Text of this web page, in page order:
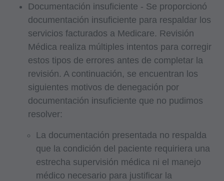
Documentación insuficiente - Se proporcionó
documentación insuficiente para respaldar los
servicios facturados a Medicare. Revisión
Médica realiza múltiples intentos para corregir
estos tipos de errores antes de completar la
revisión. A continuación, se encuentran los
siguientes motivos de denegación por
documentación insuficiente que no pudimos
resolver:
La documentación presentada no respalda
que la condición del paciente requiriera una
estrecha supervisión médica ni el manejo
médico necesario para justificar la